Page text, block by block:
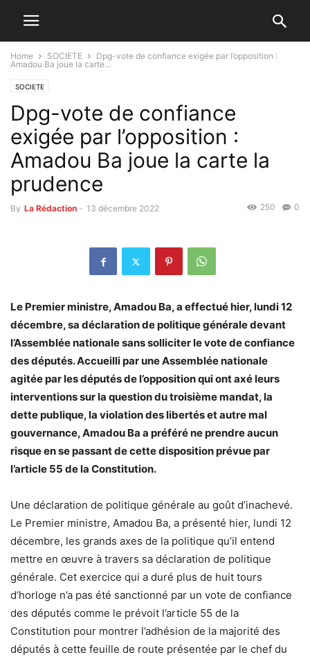
Home SOCIETE
Dpg-vote de confiance exigée par l’opposition :
Amadou Ba joue la carte...
SOCIETE
Dpg-vote de confiance
exigée par l’opposition :
Amadou Ba joue la carte la
prudence
By La Rédaction - 13 décembre 2022 0
250
Le Premier ministre, Amadou Ba, a effectué hier, lundi 12
décembre, sa déclaration de politique générale devant
l’Assemblée nationale sans solliciter le vote de confiance
des députés. Accueilli par une Assemblée nationale
agitée par les députés de l’opposition qui ont axé leurs
interventions sur la question du troisième mandat, la
dette publique, la violation des libertés et autre mal
gouvernance, Amadou Ba a préféré ne prendre aucun
risque en se passant de cette disposition prévue par
l’article 55 de la Constitution.
Une déclaration de politique générale au goût d’inachevé.
Le Premier ministre, Amadou Ba, a présenté hier, lundi 12
décembre, les grands axes de la politique qu’il entend
mettre en œuvre à travers sa déclaration de politique
générale. Cet exercice qui a duré plus de huit tours
d’horloge n’a pas été sanctionné par un vote de confiance
des députés comme le prévoit l’article 55 de la
Constitution pour montrer l’adhésion de la majorité des
députés à cette feuille de route présentée par le chef du